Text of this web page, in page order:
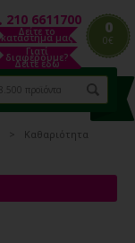
0
0€
Δείτε το
κατάστημα μας
Γιατί
διαφέρουμε?
Δείτε εδώ
210 6611700
Καθαριότητα